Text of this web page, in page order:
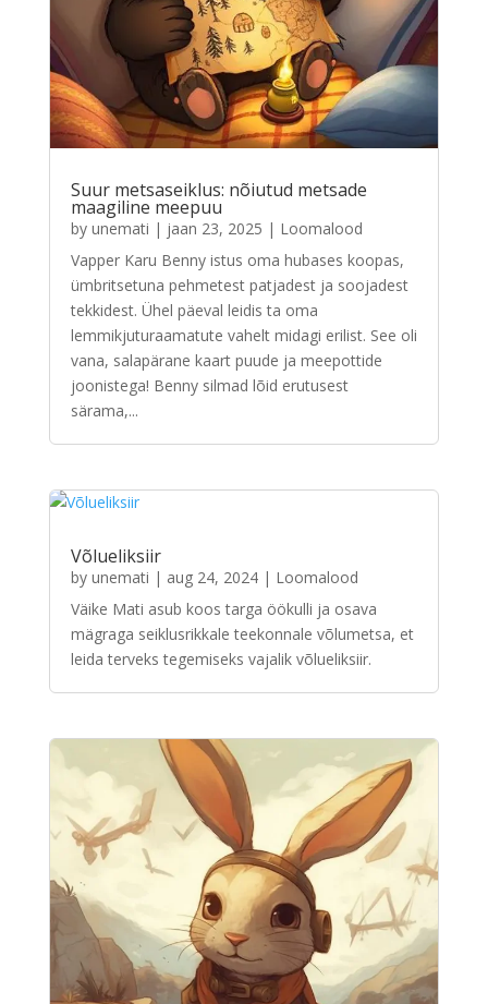
Suur metsaseiklus: nõiutud metsade
maagiline meepuu
by unemati | jaan 23, 2025 | Loomalood
Vapper Karu Benny istus oma hubases koopas,
ümbritsetuna pehmetest patjadest ja soojadest
tekkidest. Ühel päeval leidis ta oma
lemmikjuturaamatute vahelt midagi erilist. See oli
vana, salapärane kaart puude ja meepottide
joonistega! Benny silmad lõid erutusest
särama,...
Võlueliksiir
by unemati | aug 24, 2024| Loomalood
Väike Mati asub koos targa öökulli ja osava
mägraga seiklusrikkale teekonnale võlumetsa, et
leida terveks tegemiseks vajalik võlueliksiir.